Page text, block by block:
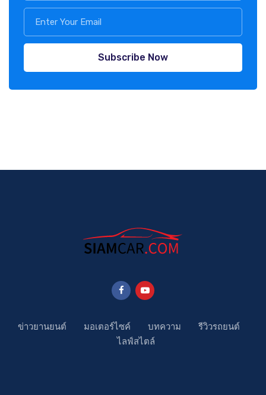
Subscribe Now
ข่าวยานยนต์ มอเตอร์ไซค์ บทความ
รีวิวรถยนต์
ไลฟ์สไตล์